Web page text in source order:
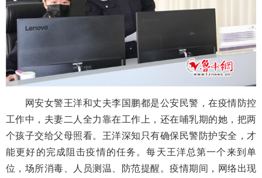
网安女警王洋和丈夫李国鹏都是公安民警，在疫情防控
工作中，夫妻二人全力靠在工作上，还在哺乳期的她，把两
个孩子交给父母照看。王洋深知只有确保民警防护安全，才
能更好的完成阻击疫情的任务。每天王洋总第一个来到单
位，场所消毒、人员测温、防范提醒。疫情期间，网络出现